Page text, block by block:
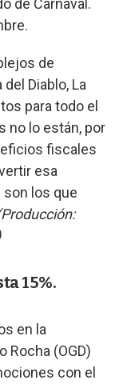
de
Diablo, La
para todo el
no lo están, por
fiscales
esa
los que
15%.
en la
Rocha (OGD)
con el